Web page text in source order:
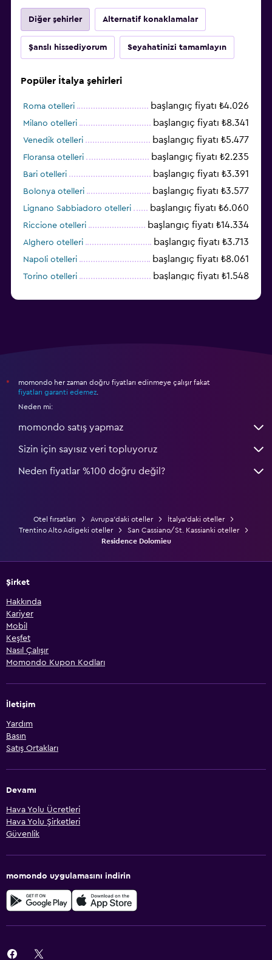
Diğer şehirler Alternatif konaklamalar
Şanslı hissediyorum Seyahatinizi tamamlayın
Popüler İtalya şehirleri
Roma otelleri başlangıç fiyatı ₺4.026
Milano otelleri başlangıç fiyatı ₺8.341
Venedik otelleri başlangıç fiyatı ₺5.477
Floransa otelleri başlangıç fiyatı ₺2.235
Bari otelleri başlangıç fiyatı ₺3.391
Bolonya otelleri başlangıç fiyatı ₺3.577
Lignano Sabbiadoro otelleri başlangıç fiyatı ₺6.060
Riccione otelleri başlangıç fiyatı ₺14.334
Alghero otelleri başlangıç fiyatı ₺3.713
Napoli otelleri başlangıç fiyatı ₺8.061
Torino otelleri başlangıç fiyatı ₺1.548
*
momondo her zaman doğru fiyatları edinmeye çalışır fakat
fiyatları garanti edemez
Neden mi:
momondo satış yapmaz
Sizin için sayısız veri topluyoruz
Neden fiyatlar %100 doğru değil?
Otel fırsatları Avrupa'daki oteller
İtalya'daki oteller
Trentino Alto Adigeki oteller
San Cassiano/St. Kassianki oteller
Residence Dolomieu
Şirket
Hakkında
Kariyer
Mobil
Keşfet
Nasıl Çalışır
Momondo Kupon Kodları
İletişim
Yardım
Basın
Satış Ortakları
Devamı
Hava Yolu Ücretleri
Hava Yolu Şirketleri
Güvenlik
momondo uygulamasını indirin